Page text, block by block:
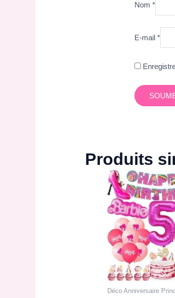
Nom*
E-mail*
Produits
Déco Anniversaire